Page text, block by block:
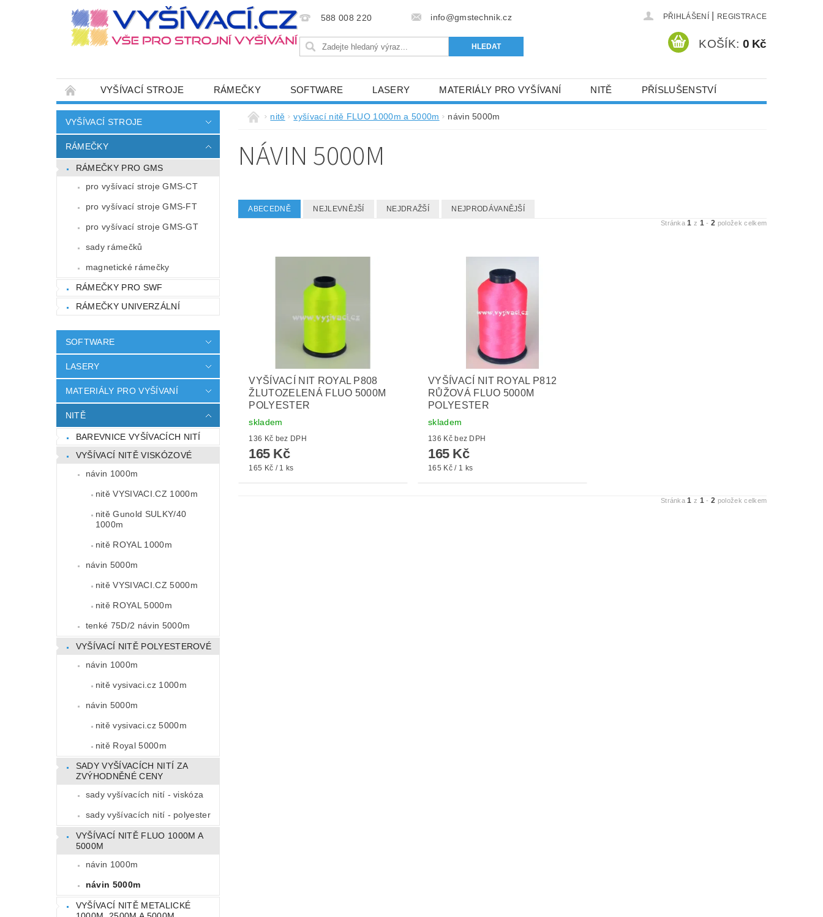
588 008 220 info@gmstechnik.cz PŘIHLÁŠENÍ REGISTRACE
KOŠÍK: 0 Kč
VYŠÍVACÍ STROJE RÁMEČKY SOFTWARE LASERY MATERIÁLY PRO VYŠÍVANÍ NITĚ PŘÍSLUŠENSTVÍ
JEHLY SADY NITÍ A STARTOVACÍ SETY PRO VYŠÍVÁNÍ BAREVNICE A KATALOGY
HOT-FIX APLIKACE ZAKÁZKOVÁ VÝROBA, SLUŽBY
CENÍK DOPRAVY (NÁKLADŮ EXPEDICE) PLATNÝ OD 6. 5.2024
ZÁSADY OCHRANY OSOBNÍCH ÚDAJŮ
VYŠÍVACÍ STROJE
RÁMEČKY
RÁMEČKY PRO GMS
pro vyšívací stroje GMS-CT
pro vyšívací stroje GMS-FT
pro vyšívací stroje GMS-GT
sady rámečků
magnetické rámečky
RÁMEČKY PRO SWF
RÁMEČKY UNIVERZÁLNÍ
SOFTWARE
LASERY
MATERIÁLY PRO VYŠÍVANÍ
NITĚ
BAREVNICE VYŠÍVACÍCH NITÍ
VYŠÍVACÍ NITĚ VISKÓZOVÉ
návin 1000m
nitě VYSIVACI.CZ 1000m
nitě Gunold SULKY/40
1000m
nitě ROYAL 1000m
návin 5000m
nitě VYSIVACI.CZ 5000m
nitě ROYAL 5000m
tenké 75D/2 návin 5000m
VYŠÍVACÍ NITĚ POLYESTEROVÉ
návin 1000m
nitě vysivaci.cz 1000m
návin 5000m
nitě vysivaci.cz 5000m
nitě Royal 5000m
SADY VYŠÍVACÍCH NITÍ ZA
ZVÝHODNĚNÉ CENY
sady vyšívacích nití - viskóza
sady vyšívacích nití - polyester
VYŠÍVACÍ NITĚ FLUO 1000M A
5000M
návin 1000m
návin 5000m
VYŠÍVACÍ NITĚ METALICKÉ
nitě vyšívací nitě FLUO 1000m a 5000m návin 5000m
NÁVIN 5000M
ABECEDNĚ NEJLEVNĚJŠÍ NEJDRAŽŠÍ NEJPRODÁVANĚJŠÍ
Stránka1 z 1 -2 položek celkem
VYŠÍVACÍ NIT ROYAL P808
ŽLUTOZELENÁ FLUO 5000M
POLYESTER
skladem
136 Kč bez DPH
165 Kč
165 Kč / 1 ks
VYŠÍVACÍ NIT ROYAL P812
RŮŽOVÁ FLUO 5000M
POLYESTER
skladem
136 Kč bez DPH
165 Kč
165 Kč / 1 ks
Stránka1 z 1 -2 položek celkem